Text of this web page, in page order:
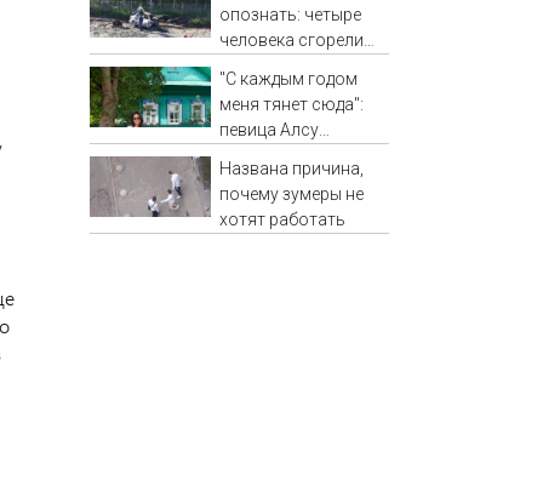
опознать: четыре
человека сгорели
ДТП на трассе
07/08/2026 –
Новости
"С каждым годом
меня тянет сюда":
певица Алсу
татарскую деревню,
где прошло ее
детство 07/08/2026
Названа причина,
почему зумеры не
хотят работать